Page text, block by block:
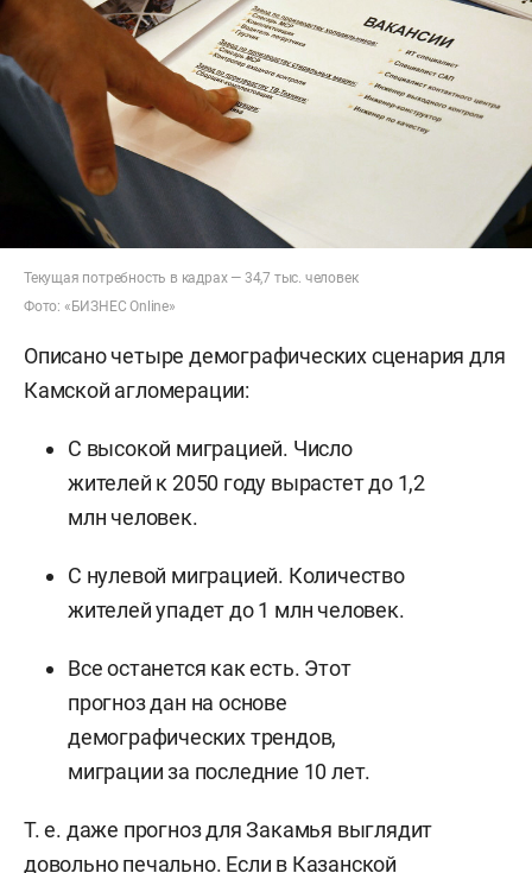
Текущая потребность в кадрах — 34,7 тыс. человек
Фото: «БИЗНЕС Online»
Описано четыре демографических сценария для
Камской агломерации:
С высокой миграцией. Число
жителей к 2050 году вырастет до 1,2
млн человек.
С нулевой миграцией. Количество
жителей упадет до 1 млн человек.
Все останется как есть. Этот
прогноз дан на основе
демографических трендов,
миграции за последние 10 лет.
Т. е. даже прогноз для Закамья выглядит
довольно печально. Если в Казанской